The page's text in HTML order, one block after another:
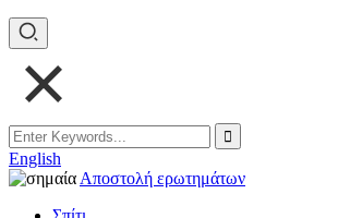
English
Αποστολή ερωτημάτων